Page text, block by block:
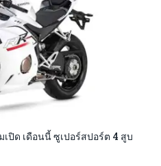
ปิด เดือนนี้ ซูเปอร์สปอร์ต 4 สูบ